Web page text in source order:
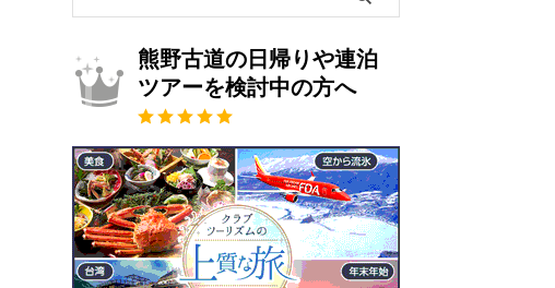
熊野古道の日帰りや連泊
ツアーを検討中の方へ